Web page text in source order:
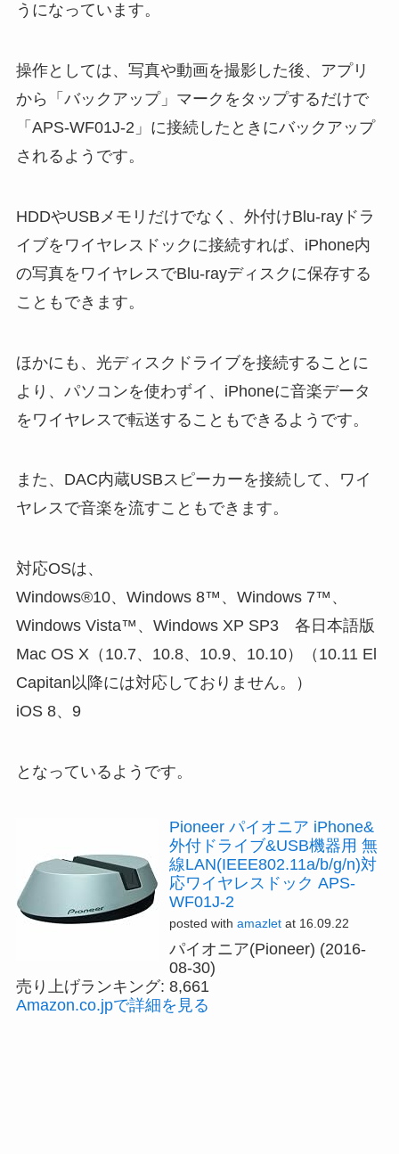
うになっています。
操作としては、写真や動画を撮影した後、アプリ
から「バックアップ」マークをタップするだけで
「APS-WF01J-2」に接続したときにバックアップ
されるようです。
HDDやUSBメモリだけでなく、外付けBlu-rayドラ
イブをワイヤレスドックに接続すれば、iPhone内
の写真をワイヤレスでBlu-rayディスクに保存する
こともできます。
ほかにも、光ディスクドライブを接続することに
より、パソコンを使わずイ、iPhoneに音楽データ
をワイヤレスで転送することもできるようです。
また、DAC内蔵USBスピーカーを接続して、ワイ
ヤレスで音楽を流すこともできます。
対応OSは、
Windows®10、Windows 8™、Windows 7™、
Windows Vista™、Windows XP SP3 各日本語版
Mac OS X（10.7、10.8、10.9、10.10）（10.11 El
Capitan以降には対応しておりません。）
iOS 8、9
となっているようです。
Pioneer パイオニア iPhone&
外付ドライブ&USB機器用 無
線LAN(IEEE802.11a/b/g/n)対
応ワイヤレスドック APS-
WF01J-2
posted with amazletat 16.09.22
パイオニア(Pioneer) (2016-
08-30)
売り上げランキング: 8,661
Amazon.co.jpで詳細を見る